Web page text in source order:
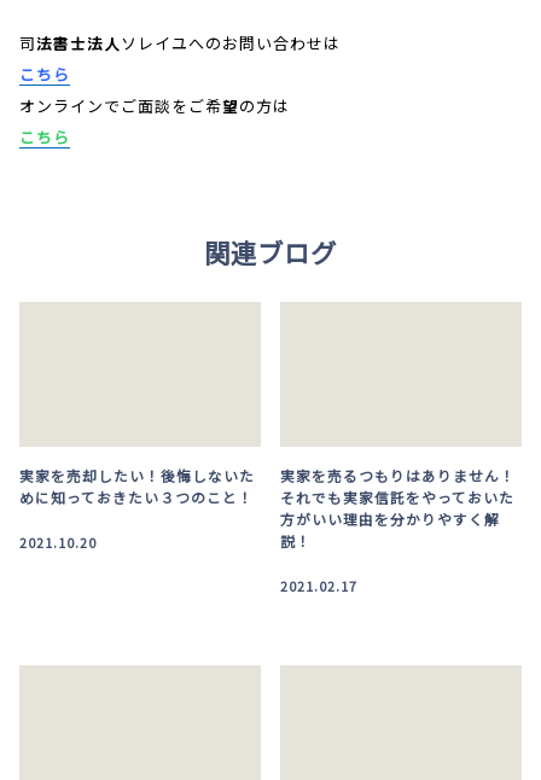
司法書士法人ソレイユへのお問い合わせは
こちら
オンラインでご面談をご希望の方は
こちら
関連ブログ
実家を売却したい！後悔しないた
めに知っておきたい３つのこと！
2021.10.20
実家を売るつもりはありません！
それでも実家信託をやっておいた
方がいい理由を分かりやすく解
説！
2021.02.17